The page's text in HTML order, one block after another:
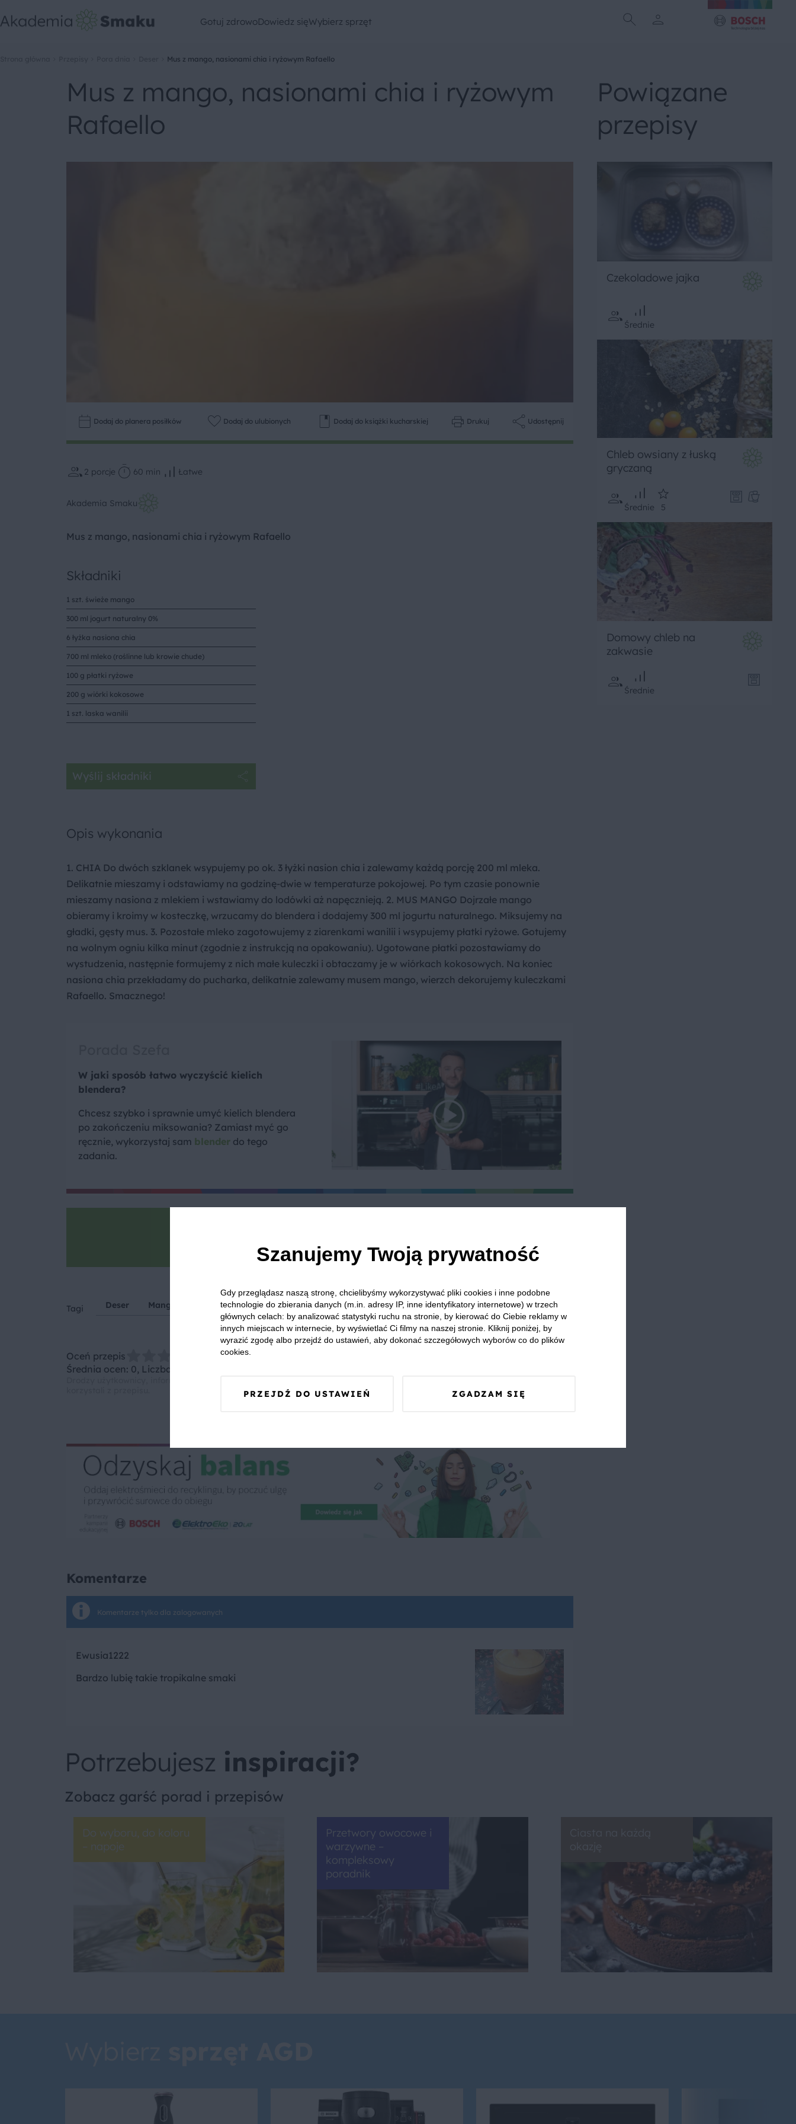
Gotuj zdrowoDowiedz sięWybierz sprzęt
Mus z mango, nasionami chia i ryżowym Rafaello
Mus z mango, nasionami chia i ryżowym
Rafaello
Dodaj do planera posiłków Dodaj do ulubionych Dodaj do książki kucharskiej Drukuj Udostępnij
2 porcje 60 min Łatwe
Akademia Smaku
Mus z mango, nasionami chia i ryżowym Rafaello
Składniki
1 szt. świeże mango
300 ml jogurt naturalny 0%
6 łyżka nasiona chia
700 ml mleko (roślinne lub krowie chude)
100 g płatki ryżowe
200 g wiórki kokosowe
1 szt. laska wanilii
Wyślij składniki
Opis wykonania
1. CHIA Do dwóch szklanek wsypujemy po ok. 3 łyżki nasion chia i zalewamy każdą porcję 200 ml mleka.
Delikatnie mieszamy i odstawiamy na godzinę-dwie w temperaturze pokojowej. Po tym czasie ponownie
mieszamy nasiona z mlekiem i wstawiamy do lodówki aż napęcznieją. 2. MUS MANGO Dojrzałe mango
obieramy i kroimy w kosteczkę, wrzucamy do blendera i dodajemy 300 ml jogurtu naturalnego. Miksujemy na
gładki, gęsty mus. 3. Pozostałe mleko zagotowujemy z ziarenkami wanilii i wsypujemy płatki ryżowe. Gotujemy
na wolnym ogniu kilka minut (zgodnie z instrukcją na opakowaniu). Ugotowane płatki pozostawiamy do
wystudzenia, następnie formujemy z nich małe kuleczki i obtaczamy je w wiórkach kokosowych. Na koniec
nasiona chia przekładamy do pucharka, delikatnie zalewamy musem mango, wierzch dekorujemy kuleczkami
Rafaello. Smacznego!
W jaki sposób łatwo wyczyścić kielich
blendera?
Chcesz szybko i sprawnie umyć kielich blendera
po zakończeniu miksowania? Zamiast myć go
ręcznie, wykorzystaj sam blender do tego
zadania.
Zrób zdjęcie, podziel się opinią i zainspiruj innych!
Tagi Deser Mango Owoce Egzotyczne Dla dzieci Wiórki kokosowe Przyjęcia i imprezy
Oceń przepis
Średnia ocen: 0, Liczba ocen: 0
Komentarze
Komentarze tylko dla zalogowanych
Ewusia1222
Bardzo lubię takie tropikalne smaki
Powiązane
przepisy
Czekoladowe jajka
Średnie
Chleb owsiany z łuską
gryczaną
Średnie 5
Domowy chleb na
zakwasie
Średnie
Potrzebujesz inspiracji?
Zobacz garść porad i przepisów
Do wyboru, do koloru
– napoje
Przetwory owocowe i
warzywne –
kompleksowy
poradnik
Szanujemy Twoją prywatność
Gdy przeglądasz naszą stronę, chcielibyśmy wykorzystywać pliki cookies i inne podobne
technologie do zbierania danych (m.in. adresy IP, inne identyfikatory internetowe) w trzech
głównych celach: by analizować statystyki ruchu na stronie, by kierować do Ciebie reklamy w
innych miejscach w internecie, by wyświetlać Ci filmy na naszej stronie. Kliknij poniżej, by
wyrazić zgodę albo przejdź do ustawień, aby dokonać szczegółowych wyborów co do plików
cookies.
PRZEJDŹ DO USTAWIEŃ ZGADZAM SIĘ